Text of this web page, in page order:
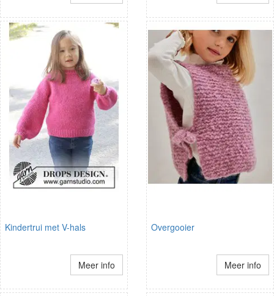
Kindertrui met V-hals
Meer info
Overgooier
Meer info